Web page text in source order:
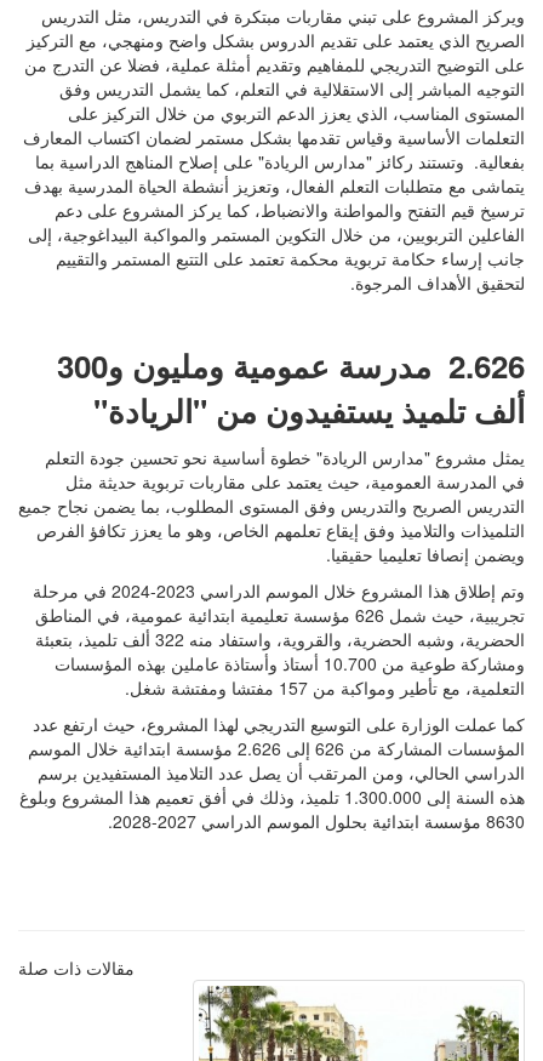
ويركز المشروع على تبني مقاربات مبتكرة في التدريس، مثل التدريس
الصريح الذي يعتمد على تقديم الدروس بشكل واضح ومنهجي، مع التركيز
على التوضيح التدريجي للمفاهيم وتقديم أمثلة عملية، فضلا عن التدرج من
التوجيه المباشر إلى الاستقلالية في التعلم، كما يشمل التدريس وفق
المستوى المناسب، الذي يعزز الدعم التربوي من خلال التركيز على
التعلمات الأساسية وقياس تقدمها بشكل مستمر لضمان اكتساب المعارف
بفعالية. وتستند ركائز "مدارس الريادة" على إصلاح المناهج الدراسية بما
يتماشى مع متطلبات التعلم الفعال، وتعزيز أنشطة الحياة المدرسية بهدف
ترسيخ قيم التفتح والمواطنة والانضباط، كما يركز المشروع على دعم
الفاعلين التربويين، من خلال التكوين المستمر والمواكبة البيداغوجية، إلى
جانب إرساء حكامة تربوية محكمة تعتمد على التتبع المستمر والتقييم
لتحقيق الأهداف المرجوة.
2.626 مدرسة عمومية ومليون و300
ألف تلميذ يستفيدون من "الريادة"
يمثل مشروع "مدارس الريادة" خطوة أساسية نحو تحسين جودة التعلم
في المدرسة العمومية، حيث يعتمد على مقاربات تربوية حديثة مثل
التدريس الصريح والتدريس وفق المستوى المطلوب، بما يضمن نجاح جميع
التلميذات والتلاميذ وفق إيقاع تعلمهم الخاص، وهو ما يعزز تكافؤ الفرص
ويضمن إنصافا تعليميا حقيقيا.
وتم إطلاق هذا المشروع خلال الموسم الدراسي 2023-2024 في مرحلة
تجريبية، حيث شمل 626 مؤسسة تعليمية ابتدائية عمومية، في المناطق
الحضرية، وشبه الحضرية، والقروية، واستفاد منه 322 ألف تلميذ، بتعبئة
ومشاركة طوعية من 10.700 أستاذ وأستاذة عاملين بهذه المؤسسات
التعلمية، مع تأطير ومواكبة من 157 مفتشا ومفتشة شغل.
كما عملت الوزارة على التوسيع التدريجي لهذا المشروع، حيث ارتفع عدد
المؤسسات المشاركة من 626 إلى 2.626 مؤسسة ابتدائية خلال الموسم
الدراسي الحالي، ومن المرتقب أن يصل عدد التلاميذ المستفيدين برسم
هذه السنة إلى 1.300.000 تلميذ، وذلك في أفق تعميم هذا المشروع وبلوغ
8630 مؤسسة ابتدائية بحلول الموسم الدراسي 2027-2028.
مقالات ذات صلة